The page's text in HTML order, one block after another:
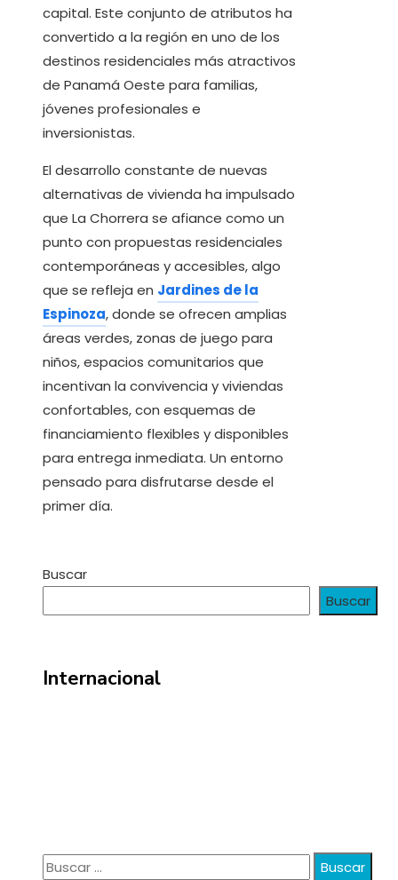
capital. Este conjunto de atributos ha
convertido a la región en uno de los
destinos residenciales más atractivos
de Panamá Oeste para familias,
jóvenes profesionales e
inversionistas.
El desarrollo constante de nuevas
alternativas de vivienda ha impulsado
que La Chorrera se afiance como un
punto con propuestas residenciales
contemporáneas y accesibles, algo
que se refleja en Jardines de la
Espinoza, donde se ofrecen amplias
áreas verdes, zonas de juego para
niños, espacios comunitarios que
incentivan la convivencia y viviendas
confortables, con esquemas de
financiamiento flexibles y disponibles
para entrega inmediata. Un entorno
pensado para disfrutarse desde el
primer día.
Buscar
Buscar
Internacional
Buscar: